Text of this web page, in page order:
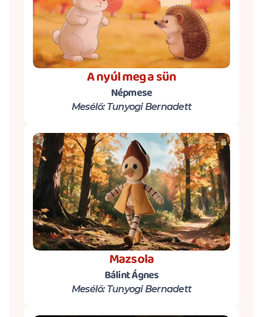
A nyúl meg a sün
Népmese
Mesélő: Tunyogi Bernadett
Mazsola
Bálint Ágnes
Mesélő: Tunyogi Bernadett